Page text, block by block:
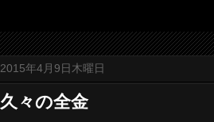
2015年4月9日木曜日
久々の全金